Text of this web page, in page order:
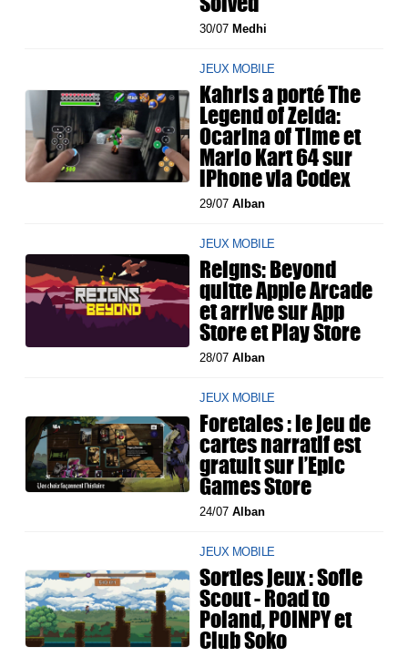
30/07 Medhi
JEUX MOBILE
Kahris a porté The
Legend of Zelda:
Ocarina of Time et
Mario Kart 64 sur
iPhone via Codex
29/07Alban
JEUX MOBILE
Reigns: Beyond
quitte Apple Arcade
et arrive sur App
Store et Play Store
28/07Alban
JEUX MOBILE
Foretales : le jeu de
cartes narratif est
gratuit sur l’Epic
Games Store
24/07Alban
JEUX MOBILE
Sorties jeux : Sofie
Scout - Road to
Poland, POINPY et
Club Soko